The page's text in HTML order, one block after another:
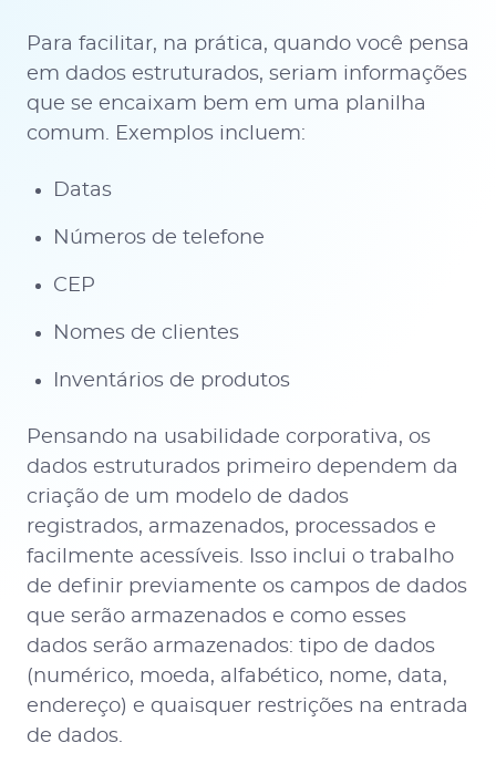
Para facilitar, na prática, quando você pensa
em dados estruturados, seriam informações
que se encaixam bem em uma planilha
comum. Exemplos incluem:
Datas
Números de telefone
CEP
Nomes de clientes
Inventários de produtos
Pensando na usabilidade corporativa, os
dados estruturados primeiro dependem da
criação de um modelo de dados
registrados, armazenados, processados e
facilmente acessíveis. Isso inclui o trabalho
de definir previamente os campos de dados
que serão armazenados e como esses
dados serão armazenados: tipo de dados
(numérico, moeda, alfabético, nome, data,
endereço) e quaisquer restrições na entrada
de dados.